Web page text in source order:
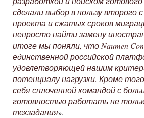
сделали выбор в пользу
проекта и сжатых сроков
непросто найти замену
итоге мы поняли, что Naumen
единственной российской
удовлетворяющей нашим
потенциалу нагрузки. Кроме
себя сплоченной командой с
готовностью работать не
техзадания».